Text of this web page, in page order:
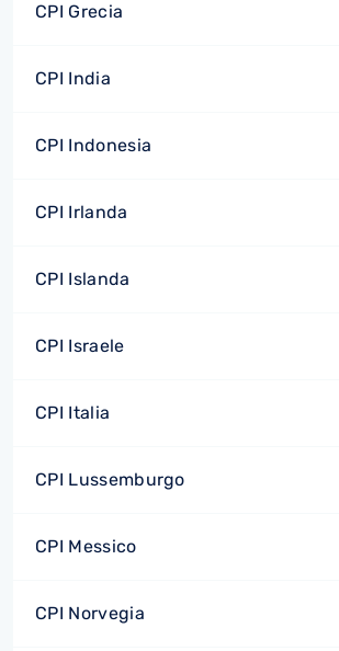
CPI Grecia
CPI India
CPI Indonesia
CPI Irlanda
CPI Islanda
CPI Israele
CPI Italia
CPI Lussemburgo
CPI Messico
CPI Norvegia